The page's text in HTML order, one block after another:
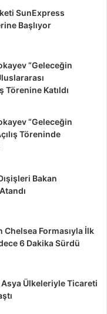
SunExpress
Başlıyor
“Geleceğin
Törenine Katıldı
“Geleceğin
Töreninde
Bakan
Chelsea Formasıyla İlk
6 Dakika Sürdü
Asya Ülkeleriyle Ticareti